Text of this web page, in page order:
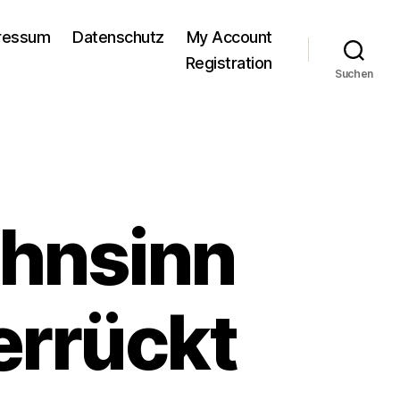
Datenschutz
My Account
Registration
Suchen